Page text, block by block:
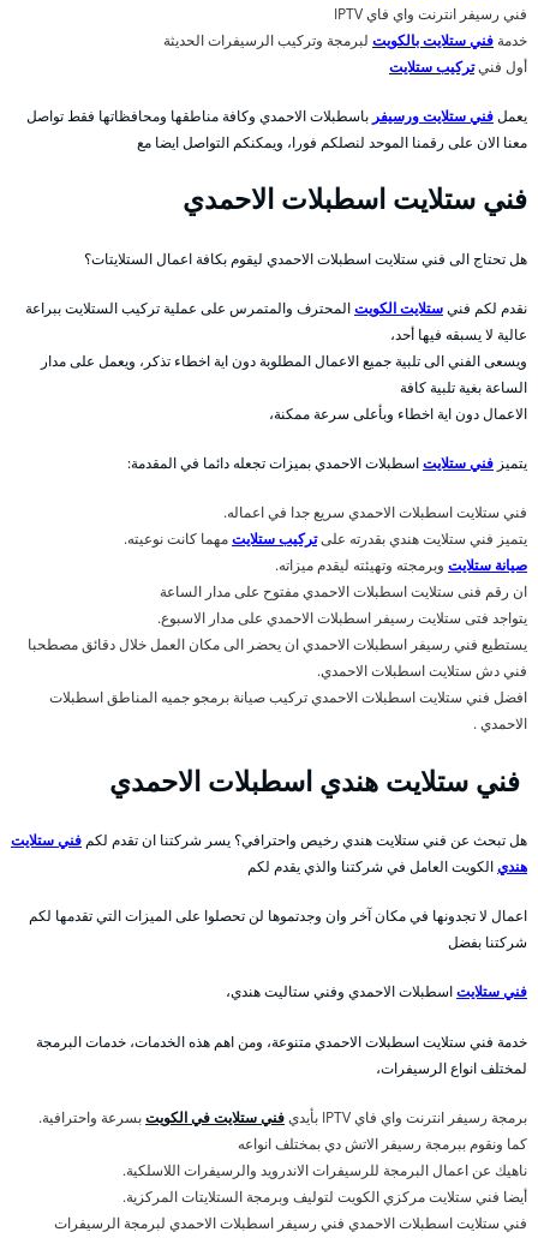
فني رسيفر انترنت واي فاي IPTV
خدمة فني ستلايت بالكويت لبرمجة وتركيب الرسيفرات الحديثة
أول فنيتركيب ستلايت
يعملفني ستلايت ورسيفر باسطبلات الاحمدي وكافة مناطقها ومحافظاتها فقط تواصل
معنا الان على رقمنا الموحد لنصلكم فورا، ويمكنكم التواصل ايضا مع
فني ستلايت اسطبلات الاحمدي
هل تحتاج الى فني ستلايت اسطبلات الاحمدي ليقوم بكافة اعمال الستلايتات؟
نقدم لكم فنيستلايت الكويتالمحترف والمتمرس على عملية تركيب الستلايت ببراعة
عالية لا يسبقه فيها أحد،
ويسعى الفني الى تلبية جميع الاعمال المطلوبة دون اية اخطاء تذكر، ويعمل على مدار
الساعة بغية تلبية كافة
الاعمال دون اية اخطاء وبأعلى سرعة ممكنة،
يتميز فني ستلايتاسطبلات الاحمدي بميزات تجعله دائما في المقدمة:
فني ستلايت اسطبلات الاحمدي سريع جدا في اعماله.
يتميز فني ستلايت هندي بقدرته علىتركيب ستلايتمهما كانت نوعيته.
صيانة ستلايت وبرمجته وتهيئته ليقدم ميزاته.
ان رقم فنى ستلايت اسطبلات الاحمدي مفتوح على مدار الساعة
يتواجد فتى ستلايت رسيفر اسطبلات الاحمدي على مدار الاسبوع.
يستطيع فني رسيفر اسطبلات الاحمدي ان يحضر الى مكان العمل خلال دقائق مصطحبا
فني دش ستلايت اسطبلات الاحمدي.
افضل فني ستلايت اسطبلات الاحمدي تركيب صيانة برمجو جميه المناطق اسطبلات
الاحمدي .
فني ستلايت هندي اسطبلات الاحمدي
هل تبحث عن فني ستلايت هندي رخيص واحترافي؟ يسر شركتنا ان تقدم لكم فني ستلايت
هنديالكويت العامل في شركتنا والذي يقدم لكم
اعمال لا تجدونها في مكان آخر وان وجدتموها لن تحصلوا على الميزات التي تقدمها لكم
شركتنا بفضل
فني ستلايتاسطبلات الاحمدي وفني ستاليت هندي،
خدمة فني ستلايت اسطبلات الاحمدي متنوعة، ومن اهم هذه الخدمات، خدمات البرمجة
لمختلف انواع الرسيفرات،
برمجة رسيفر انترنت واي فاي IPTV بأيدي فني ستلايت في الكويتبسرعة واحترافية.
كما ونقوم ببرمجة رسيفر الاتش دي بمختلف انواعه
ناهيك عن اعمال البرمجة للرسيفرات الاندرويد والرسيفرات اللاسلكية.
أيضا فني ستلايت مركزي الكويت لتوليف وبرمجة الستلايتات المركزية.
فني ستلايت اسطبلات الاحمدي فني رسيفر اسطبلات الاحمدي لبرمجة الرسيفرات